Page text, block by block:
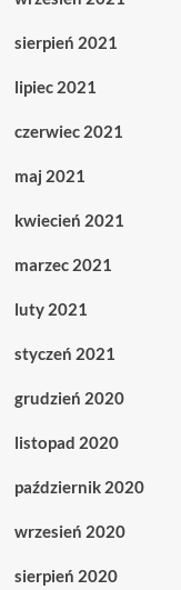
sierpień 2021
lipiec 2021
czerwiec 2021
maj 2021
kwiecień 2021
marzec 2021
luty 2021
styczeń 2021
grudzień 2020
listopad 2020
październik 2020
wrzesień 2020
sierpień 2020